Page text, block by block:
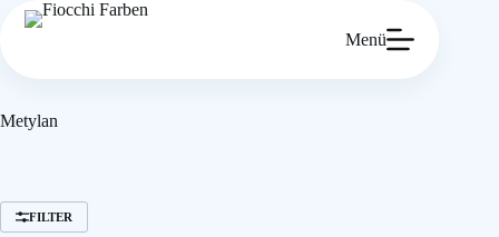
Zum
Inhalt
Menü
Metylan
FILTER